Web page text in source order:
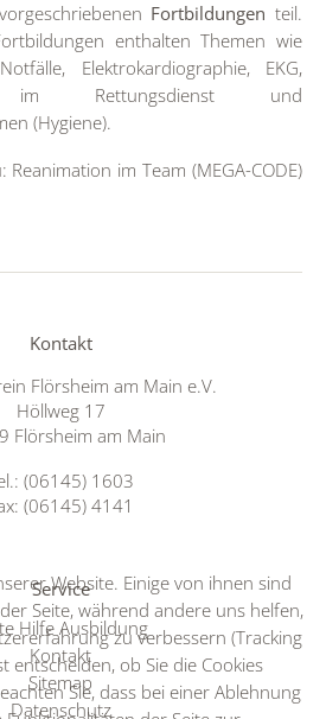
Fortbildungen teil.
enthalten Themen wie
Elektrokardiographie, EKG,
im Rettungsdienst und
(Hygiene).
im Team (MEGA-CODE)
Kontakt
Flörsheim am Main e.V.
Höllweg 17
Flörsheim am Main
(06145) 1603
(06145) 4141
Service
Hilfe Ausbildung
Kontakt
Sitemap
Datenschutz
Website. Einige von ihnen sind
Seite, während andere uns helfen,
zu verbessern (Tracking
entscheiden, ob Sie die Cookies
Sie, dass bei einer Ablehnung